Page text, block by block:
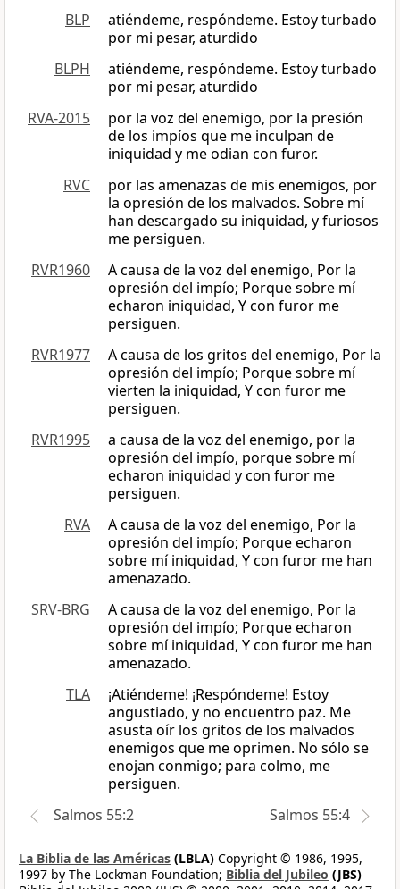
BLP
atiéndeme, respóndeme. Estoy turbado
por mi pesar, aturdido
BLPH
atiéndeme, respóndeme. Estoy turbado
por mi pesar, aturdido
RVA-2015
por la voz del enemigo, por la presión
de los impíos que me inculpan de
iniquidad y me odian con furor.
RVC
por las amenazas de mis enemigos, por
la opresión de los malvados. Sobre mí
han descargado su iniquidad, y furiosos
me persiguen.
RVR1960
A causa de la voz del enemigo, Por la
opresión del impío; Porque sobre mí
echaron iniquidad, Y con furor me
persiguen.
RVR1977
A causa de los gritos del enemigo, Por la
opresión del impío; Porque sobre mí
vierten la iniquidad, Y con furor me
persiguen.
RVR1995
a causa de la voz del enemigo, por la
opresión del impío, porque sobre mí
echaron iniquidad y con furor me
persiguen.
RVA
A causa de la voz del enemigo, Por la
opresión del impío; Porque echaron
sobre mí iniquidad, Y con furor me han
amenazado.
SRV-BRG
A causa de la voz del enemigo, Por la
opresión del impío; Porque echaron
sobre mí iniquidad, Y con furor me han
amenazado.
TLA
¡Atiéndeme! ¡Respóndeme! Estoy
angustiado, y no encuentro paz. Me
asusta oír los gritos de los malvados
enemigos que me oprimen. No sólo se
enojan conmigo; para colmo, me
persiguen.
Salmos 55:2
Salmos 55:4
La Biblia de las Américas (LBLA) Copyright © 1986, 1995,
1997 by The Lockman Foundation; Biblia del Jubileo (JBS)